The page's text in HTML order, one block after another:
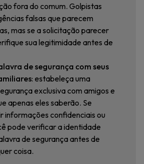
fora do comum. Golpistas
falsas que parecem
mas se a solicitação parecer
sua legitimidade antes de
de segurança com seus
: estabeleça uma
exclusiva com amigos e
apenas eles saberão. Se
informações confidenciais ou
pode verificar a identidade
de segurança antes de
coisa.